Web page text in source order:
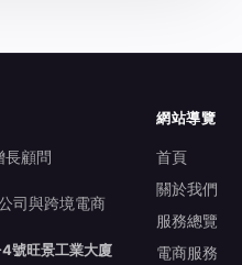
長顧問
司與跨境電商
號旺景工業大廈
網站導覽
首頁
關於我們
服務總覽
電商服務